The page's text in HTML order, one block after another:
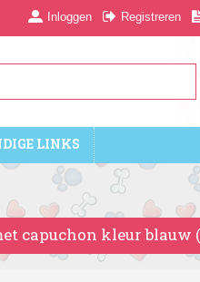
Inloggen Registreren
LINKS
capuchon kleur blauw